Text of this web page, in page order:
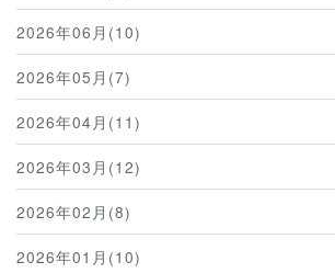
2026年06月(10)
2026年05月(7)
2026年04月(11)
2026年03月(12)
2026年02月(8)
2026年01月(10)